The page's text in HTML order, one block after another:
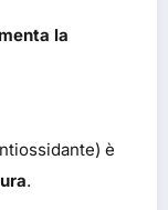
la
è
.